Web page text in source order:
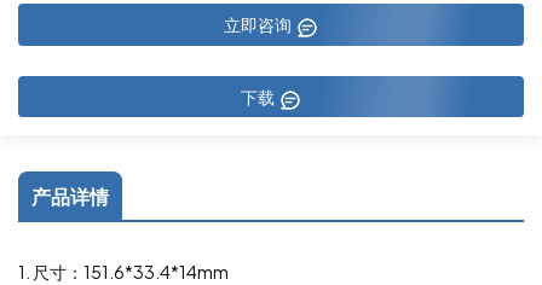
立即咨询
下载
产品详情
1. 尺寸：151.6*33.4*14mm